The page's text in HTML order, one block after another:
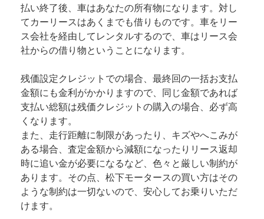
払い終了後、車はあなたの所有物になります。対し
てカーリースはあくまでも借りものです。車をリー
ス会社を経由してレンタルするので、車はリース会
社からの借り物ということになります。
残価設定クレジットでの場合、最終回の一括お支払
金額にも金利がかかりますので、同じ金額であれば
支払い総額は残価クレジットの購入の場合、必ず高
くなります。
また、走行距離に制限があったり、キズやへこみが
ある場合、査定金額から減額になったりリース返却
時に追い金が必要になるなど、色々と厳しい制約が
あります。その点、松下モータースの買い方はその
ような制約は一切ないので、安心してお乗りいただ
けます。